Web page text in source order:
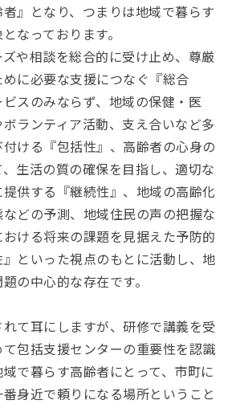
』となり、つまりは地域で暮らす
なっております。
や相談を総合的に受け止め、尊厳
に必要な支援につなぐ『総合
スのみならず、地域の保健・医
ランティア活動、支え合いなど多
ける『包括性』、高齢者の心身の
生活の質の確保を目指し、適切な
供する『継続性』、地域の高齢化
どの予測、地域住民の声の把握な
ける将来の課題を見据えた予防的
といった視点のもとに活動し、地
の中心的な存在です。
て耳にしますが、研修で講義を受
包括支援センターの重要性を認識
域で暮らす高齢者にとって、市町に
身近で頼りになる場所ということ